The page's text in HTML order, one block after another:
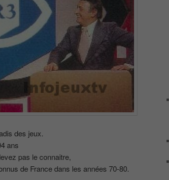
des jeux.
ans
pas le connaitre,
de France dans les années 70-80.